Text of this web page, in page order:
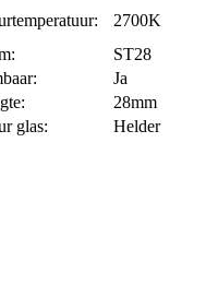
2700K
ST28
Ja
28mm
glas:
Helder